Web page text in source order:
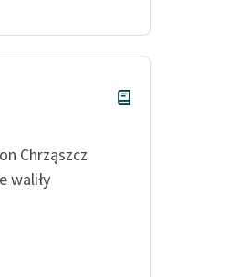
Chrząszcz
waliły